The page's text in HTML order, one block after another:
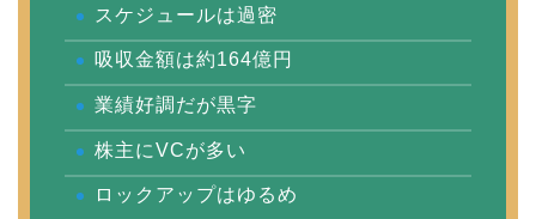
スケジュールは過密
吸収金額は約164億円
業績好調だが黒字
株主にVCが多い
ロックアップはゆるめ